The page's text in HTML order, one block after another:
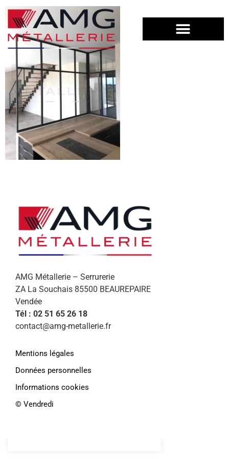
AMG Métallerie – Serrurerie
ZA La Souchais 85500 BEAUREPAIRE
Vendée
Tél : 02 51 65 26 18
contact@amg-metallerie.fr
Mentions légales
Données personnelles
Informations cookies
©️ Vendredi
Afin de vous proposer des services et
offres personnalisés, AMG Métallerie
utilise des cookies. En continuant de
naviguer sur le site, vous déclarez